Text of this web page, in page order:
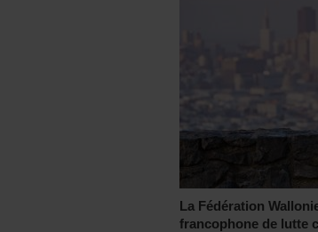
La Fédération
francophone de lutte